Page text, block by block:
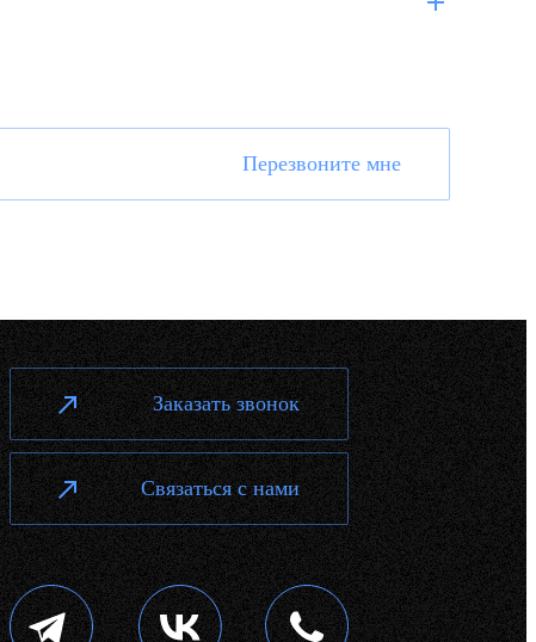
Перезвоните мне
Заказать звонок
Связаться с нами